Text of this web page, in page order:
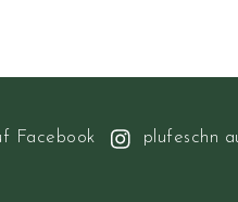
Facebook
plufeschn